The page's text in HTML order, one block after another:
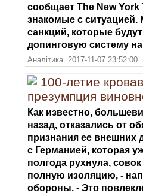
сообщает The New
знакомые с
санкций, которые
допинговую систему
Аналітика. 2017-11-07
100-летие
презумпция
Как известно,
назад, отказались от
признания ее внешних
с Германией, которая
полгода рухнула,
полную изоляцию, -
обороны. - Это